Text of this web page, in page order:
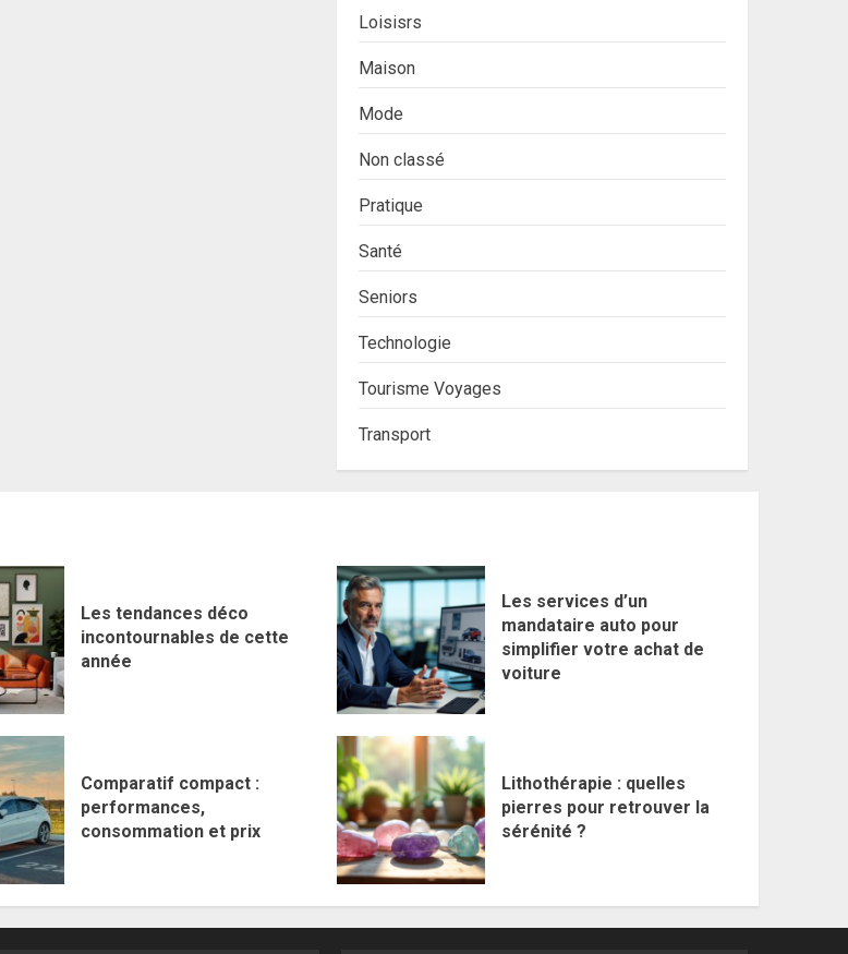
Loisisrs
Maison
Mode
Non classé
Pratique
Santé
Seniors
Technologie
Tourisme Voyages
Transport
Les tendances déco
incontournables de cette
année
Les services d’un
mandataire auto pour
simplifier votre achat de
voiture
Comparatif compact :
performances,
consommation et prix
Lithothérapie : quelles
pierres pour retrouver la
sérénité ?